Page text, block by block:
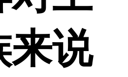
来说